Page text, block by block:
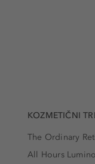
KOZMETIČNI
The Ordinary
All Hours